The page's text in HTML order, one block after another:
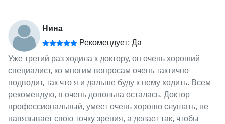
Нина
Рекомендует: Да
Уже третий раз ходила к доктору, он очень хороший
специалист, ко многим вопросам очень тактично
подводит, так что я и дальше буду к нему ходить. Всем
рекомендую, я очень довольна осталась. Доктор
профессиональный, умеет очень хорошо слушать, не
навязывает свою точку зрения, а делает так, чтобы